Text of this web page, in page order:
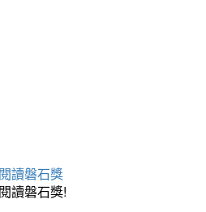
讀磐石獎
讀磐石獎!